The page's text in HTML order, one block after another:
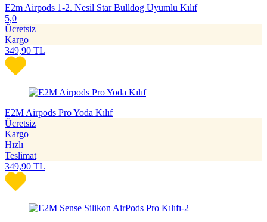
E2m Airpods 1-2. Nesil Star Bulldog Uyumlu Kılıf
5,0
Ücretsiz
Kargo
349,90 TL
E2M Airpods Pro Yoda Kılıf
Ücretsiz
Kargo
Hızlı
Teslimat
349,90 TL